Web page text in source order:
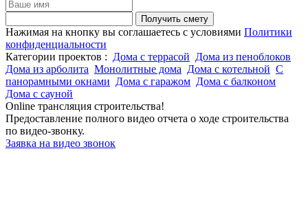
Получить смету
Нажимая на кнопку вы соглашаетесь с условиями Политики
конфиденциальности
Категории проектов : Дома с террасой Дома из пеноблоков
Дома из арболита Монолитные дома Дома с котельной С
панорамными окнами Дома с гаражом Дома с балконом
Дома с сауной
Online трансляция строительства!
Предоставление полного видео отчета о ходе строительства
по видео-звонку.
Заявка на видео звонок